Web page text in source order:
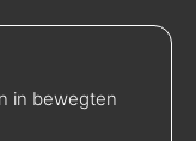
in bewegten